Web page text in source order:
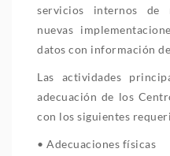
servicios internos de
nuevas
datos con información
Las actividades
adecuación de los
con los siguientes
• Adecuaciones físicas